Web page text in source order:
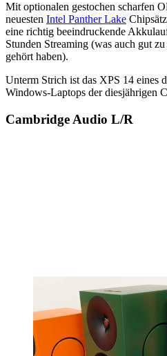
Mit optionalen gestochen scharfen
neuesten Intel Panther Lake
eine richtig beeindruckende
Stunden Streaming (was auch gut
gehört haben).
Unterm Strich ist das XPS 14 eines
Windows-Laptops der diesjährigen
Cambridge Audio L/R